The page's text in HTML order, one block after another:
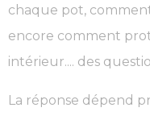
chaque pot,
encore comment
intérieur.... des
La réponse dépend